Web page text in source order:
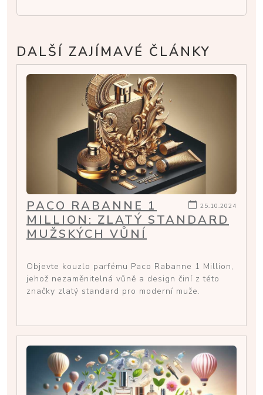
DALŠÍ ZAJÍMAVÉ ČLÁNKY
25.10.2024
PACO RABANNE 1
MILLION: ZLATÝ STANDARD
MUŽSKÝCH VŮNÍ
Objevte kouzlo parfému Paco Rabanne 1 Million,
jehož nezaměnitelná vůně a design činí z této
značky zlatý standard pro moderní muže.